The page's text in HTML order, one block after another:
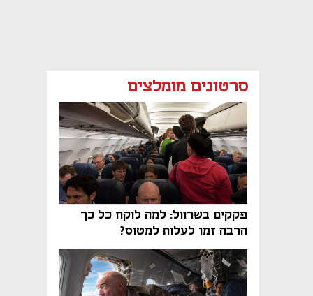
סרטונים מומלצים
פקקים בשרוול: למה לוקח כל כך
הרבה זמן לעלות למטוס?